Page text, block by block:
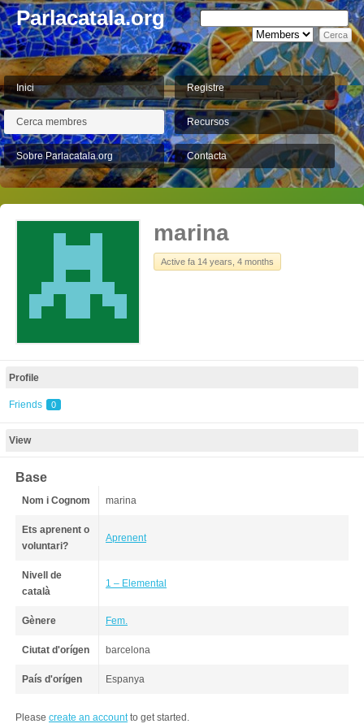
Parlacatala.org
Inici Registre
Cerca membres Recursos
Sobre Parlacatala.org Contacta
marina
Active fa 14 years, 4 months
Profile
Friends 0
View
Base
Nom i Cognom marina
Ets aprenent o
voluntari?
Aprenent
Nivell de
català
1 – Elemental
Gènere Fem.
Ciutat d'orígen barcelona
País d'orígen Espanya
Please create an accountto get started.